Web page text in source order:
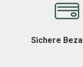
Sichere